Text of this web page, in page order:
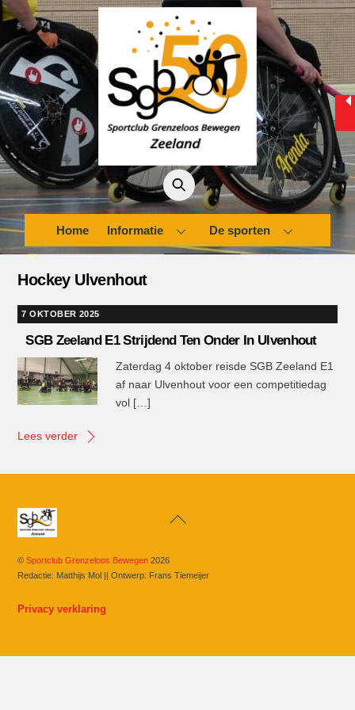
Skip
content
Home Informatie De sporten
Hockey Ulvenhout
7 OKTOBER 2025
SGB Zeeland E1 Strijdend Ten Onder In Ulvenhout
Zaterdag 4 oktober reisde SGB Zeeland E1
af naar Ulvenhout voor een competitiedag
vol […]
Lees verder
Back
©Sportclub Grenzeloos Bewegen 2026
Redactie: Matthijs Mol || Ontwerp: Frans Tiemeijer
Privacy verklaring